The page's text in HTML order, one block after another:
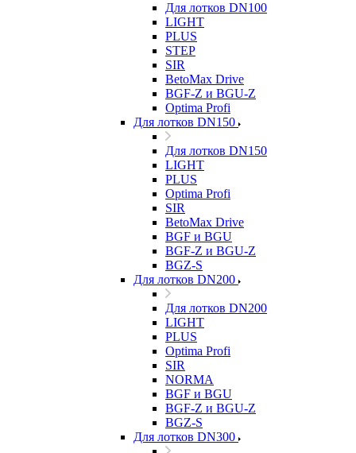
Для лотков DN100
LIGHT
PLUS
STEP
SIR
BetoMax Drive
BGF-Z и BGU-Z
Optima Profi
Для лотков DN150
Для лотков DN150
LIGHT
PLUS
Optima Profi
SIR
BetoMax Drive
BGF и BGU
BGF-Z и BGU-Z
BGZ-S
Для лотков DN200
Для лотков DN200
LIGHT
PLUS
Optima Profi
SIR
NORMA
BGF и BGU
BGF-Z и BGU-Z
BGZ-S
Для лотков DN300